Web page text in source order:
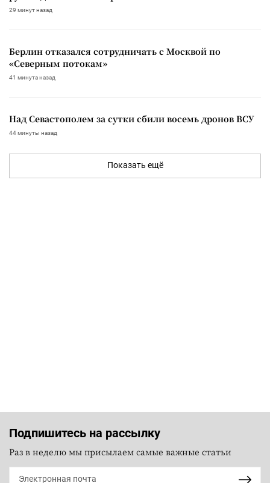
29 минут назад
Берлин отказался сотрудничать с Москвой по
«Северным потокам»
41 минута назад
Над Севастополем за сутки сбили восемь дронов ВСУ
44 минуты назад
Показать ещё
Подпишитесь на рассылку
Раз в неделю мы присылаем самые важные статьи